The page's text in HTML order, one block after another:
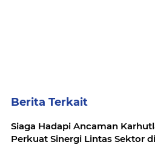
Berita Terkait
Siaga Hadapi Ancaman
Perkuat Sinergi Lintas Sektor